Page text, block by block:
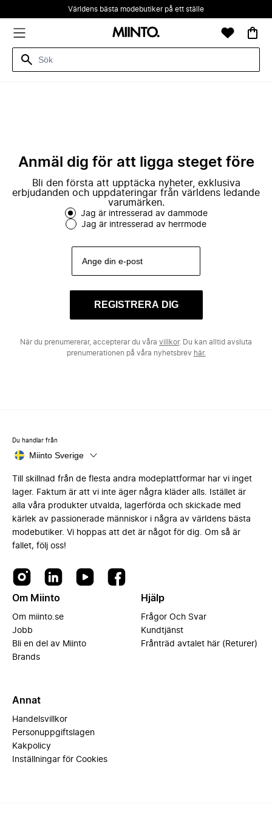
Världens bästa modebutiker på ett ställe
Anmäl dig för att ligga steget före
Bli den första att upptäcka nyheter, exklusiva
erbjudanden och uppdateringar från världens ledande
varumärken.
Jag är intresserad av dammode
Jag är intresserad av herrmode
REGISTRERA DIG
När du prenumererar, accepterar du våra villkor. Du kan alltid avsluta
prenumerationen på våra nyhetsbrev här.
Du handlar från
Miinto Sverige
Till skillnad från de flesta andra modeplattformar har vi inget
lager. Faktum är att vi inte äger några kläder alls. Istället är
alla våra produkter utvalda, lagerförda och skickade med
kärlek av passionerade människor i några av världens bästa
modebutiker. Vi hoppas att det är något för dig. Om så är
fallet, följ oss!
Om Miinto
Om miinto.se
Jobb
Bli en del av Miinto
Brands
Hjälp
Frågor Och Svar
Kundtjänst
Frånträd avtalet här (Returer)
Annat
Handelsvillkor
Personuppgiftslagen
Kakpolicy
Inställningar för Cookies